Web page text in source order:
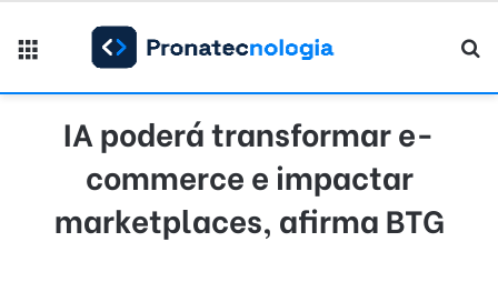
IA poderá transformar e-
commerce e impactar
marketplaces, afirma BTG